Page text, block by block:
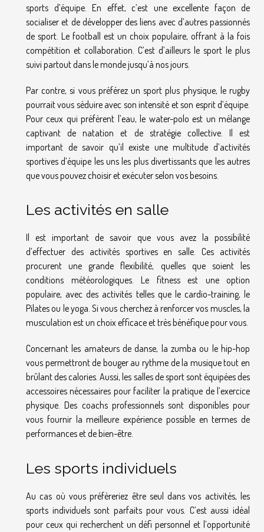
sports d’équipe. En effet, c’est une excellente façon de
socialiser et de développer des liens avec d’autres passionnés
de sport. Le football est un choix populaire, offrant à la fois
compétition et collaboration. C’est d’ailleurs le sport le plus
suivi partout dans le monde jusqu’à nos jours.
Par contre, si vous préférez un sport plus physique, le rugby
pourrait vous séduire avec son intensité et son esprit d’équipe.
Pour ceux qui préfèrent l’eau, le water-polo est un mélange
captivant de natation et de stratégie collective. Il est
important de savoir qu’il existe une multitude d’activités
sportives d’équipe les uns les plus divertissants que les autres
que vous pouvez choisir et exécuter selon vos besoins.
Les activités en salle
Il est important de savoir que vous avez la possibilité
d’effectuer des activités sportives en salle. Ces activités
procurent une grande flexibilité, quelles que soient les
conditions météorologiques. Le fitness est une option
populaire, avec des activités telles que le cardio-training, le
Pilates ou le yoga. Si vous cherchez à renforcer vos muscles, la
musculation est un choix efficace et très bénéfique pour vous.
Concernant les amateurs de danse, la zumba ou le hip-hop
vous permettront de bouger au rythme de la musique tout en
brûlant des calories. Aussi, les salles de sport sont équipées des
accessoires nécessaires pour faciliter la pratique de l’exercice
physique. Des coachs professionnels sont disponibles pour
vous fournir la meilleure expérience possible en termes de
performances et de bien-être.
Les sports individuels
Au cas où vous préfèreriez être seul dans vos activités, les
sports individuels sont parfaits pour vous. C’est aussi idéal
pour ceux qui recherchent un défi personnel et l’opportunité